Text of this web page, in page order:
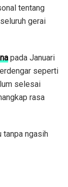
tentang
gerai
pada Januari
seperti
selesai
rasa
tanpa ngasih